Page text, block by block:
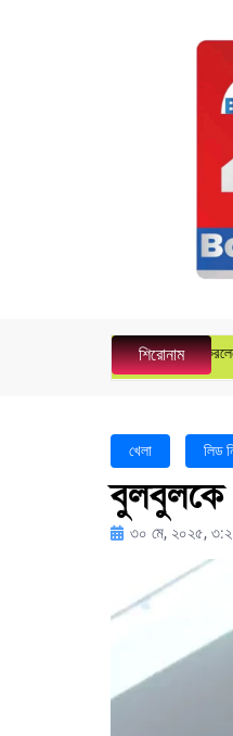
শিরোনাম
হিসেবে যোগদান করলেন কামরুজ্জামান
খেলা লিড
বুলবুলকে
৩০ মে, ২০২৫,